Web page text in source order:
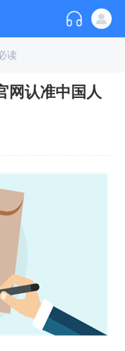
读
网认准中国人